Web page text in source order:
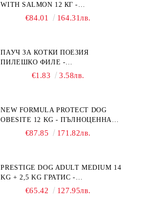
WITH SALMON 12 КГ -
ПЪЛНОЦЕННА ХРАНА ЗА
БЕЗ ЗЪРНО, БЕЗ ГЛУТЕН.
ПРОИЗВЕДЕНА ВЪВ ФРАНЦИЯ.
€84.01 164.31лв.
ПАУЧ ЗА КОТКИ ПОЕЗИЯ
ПИЛЕШКО ФИЛЕ -
ПРОМОКОМПЛЕКТ 3 БР.
€1.83 3.58лв.
NEW FORMULA PROTECT DOG
OBESITE 12 KG - ПЪЛНОЦЕННА
ДИЕТИЧНА ХРАНА ЗА КУЧЕТА
"РЕГУЛИРАНЕ НА ВНОСА НА
ГЛЮКОЗА (DIABETES MELLITUS)."
€87.85 171.82лв.
PRESTIGE DOG ADULT MEDIUM 14
KG + 2,5 KG ГРАТИС -
ПЪЛНОЦЕННА ХРАНА ЗА
€65.42 127.95лв.